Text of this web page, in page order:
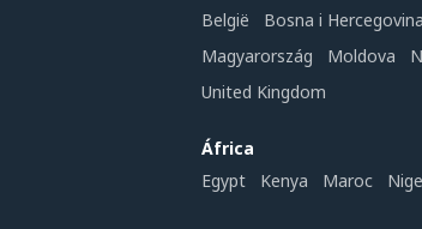
België
Bosna i Hercegovina
Magyarország
Moldova
United Kingdom
África
Egypt
Kenya Maroc